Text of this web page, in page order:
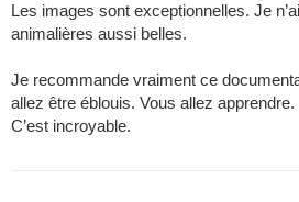
Les images sont exceptionnelles. Je
animalières aussi belles.
Je recommande vraiment ce
allez être éblouis. Vous allez
C’est incroyable.